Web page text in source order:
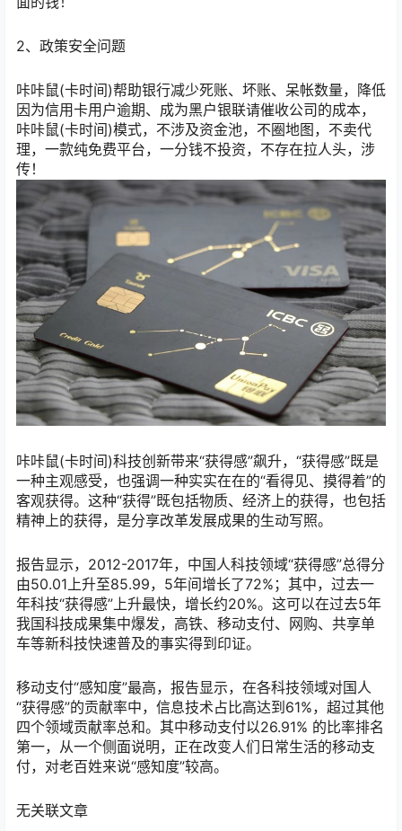
2、政策安全问题
咔咔鼠(卡时间)帮助银行减少死账、坏账、呆帐数量，降低
因为信用卡用户逾期、成为黑户银联请催收公司的成本，
咔咔鼠(卡时间)模式，不涉及资金池，不圈地图，不卖代
理，一款纯免费平台，一分钱不投资，不存在拉人头，涉
传！
咔咔鼠(卡时间)科技创新带来“获得感”飙升，“获得感”既是
一种主观感受，也强调一种实实在在的“看得见、摸得着”的
客观获得。这种“获得”既包括物质、经济上的获得，也包括
精神上的获得，是分享改革发展成果的生动写照。
报告显示，2012-2017年，中国人科技领域“获得感”总得分
由50.01上升至85.99，5年间增长了72%；其中，过去一
年科技“获得感”上升最快，增长约20%。这可以在过去5年
我国科技成果集中爆发，高铁、移动支付、网购、共享单
车等新科技快速普及的事实得到印证。
移动支付“感知度”最高，报告显示，在各科技领域对国人
“获得感”的贡献率中，信息技术占比高达到61%，超过其他
四个领域贡献率总和。其中移动支付以26.91% 的比率排名
第一，从一个侧面说明，正在改变人们日常生活的移动支
付，对老百姓来说“感知度”较高。
无关联文章